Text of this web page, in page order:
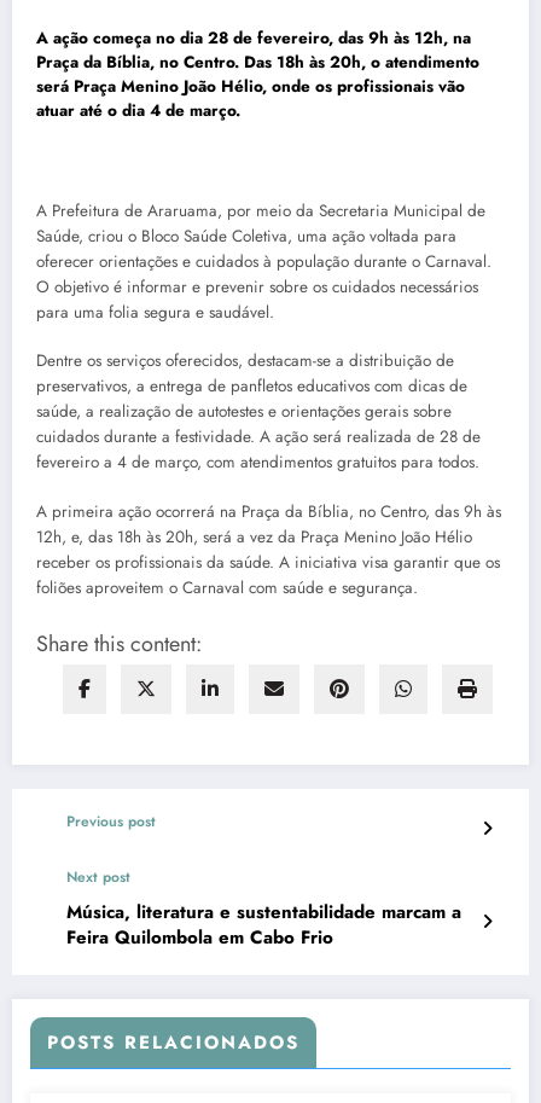
A ação começa no dia 28 de fevereiro, das 9h às 12h, na
Praça da Bíblia, no Centro. Das 18h às 20h, o atendimento
será Praça Menino João Hélio, onde os profissionais vão
atuar até o dia 4 de março.
A Prefeitura de Araruama, por meio da Secretaria Municipal de
Saúde, criou o Bloco Saúde Coletiva, uma ação voltada para
oferecer orientações e cuidados à população durante o Carnaval.
O objetivo é informar e prevenir sobre os cuidados necessários
para uma folia segura e saudável.
Dentre os serviços oferecidos, destacam-se a distribuição de
preservativos, a entrega de panfletos educativos com dicas de
saúde, a realização de autotestes e orientações gerais sobre
cuidados durante a festividade. A ação será realizada de 28 de
fevereiro a 4 de março, com atendimentos gratuitos para todos.
A primeira ação ocorrerá na Praça da Bíblia, no Centro, das 9h às
12h, e, das 18h às 20h, será a vez da Praça Menino João Hélio
receber os profissionais da saúde. A iniciativa visa garantir que os
foliões aproveitem o Carnaval com saúde e segurança.
Share this content:
Previous post
Next post
Música, literatura e sustentabilidade marcam a
Feira Quilombola em Cabo Frio
POSTS RELACIONADOS